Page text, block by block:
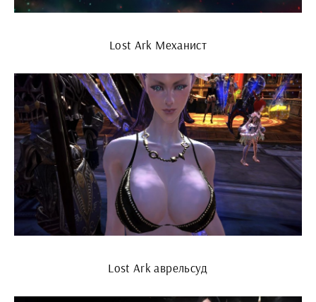
Lost Ark Механист
Lost Ark аврельсуд